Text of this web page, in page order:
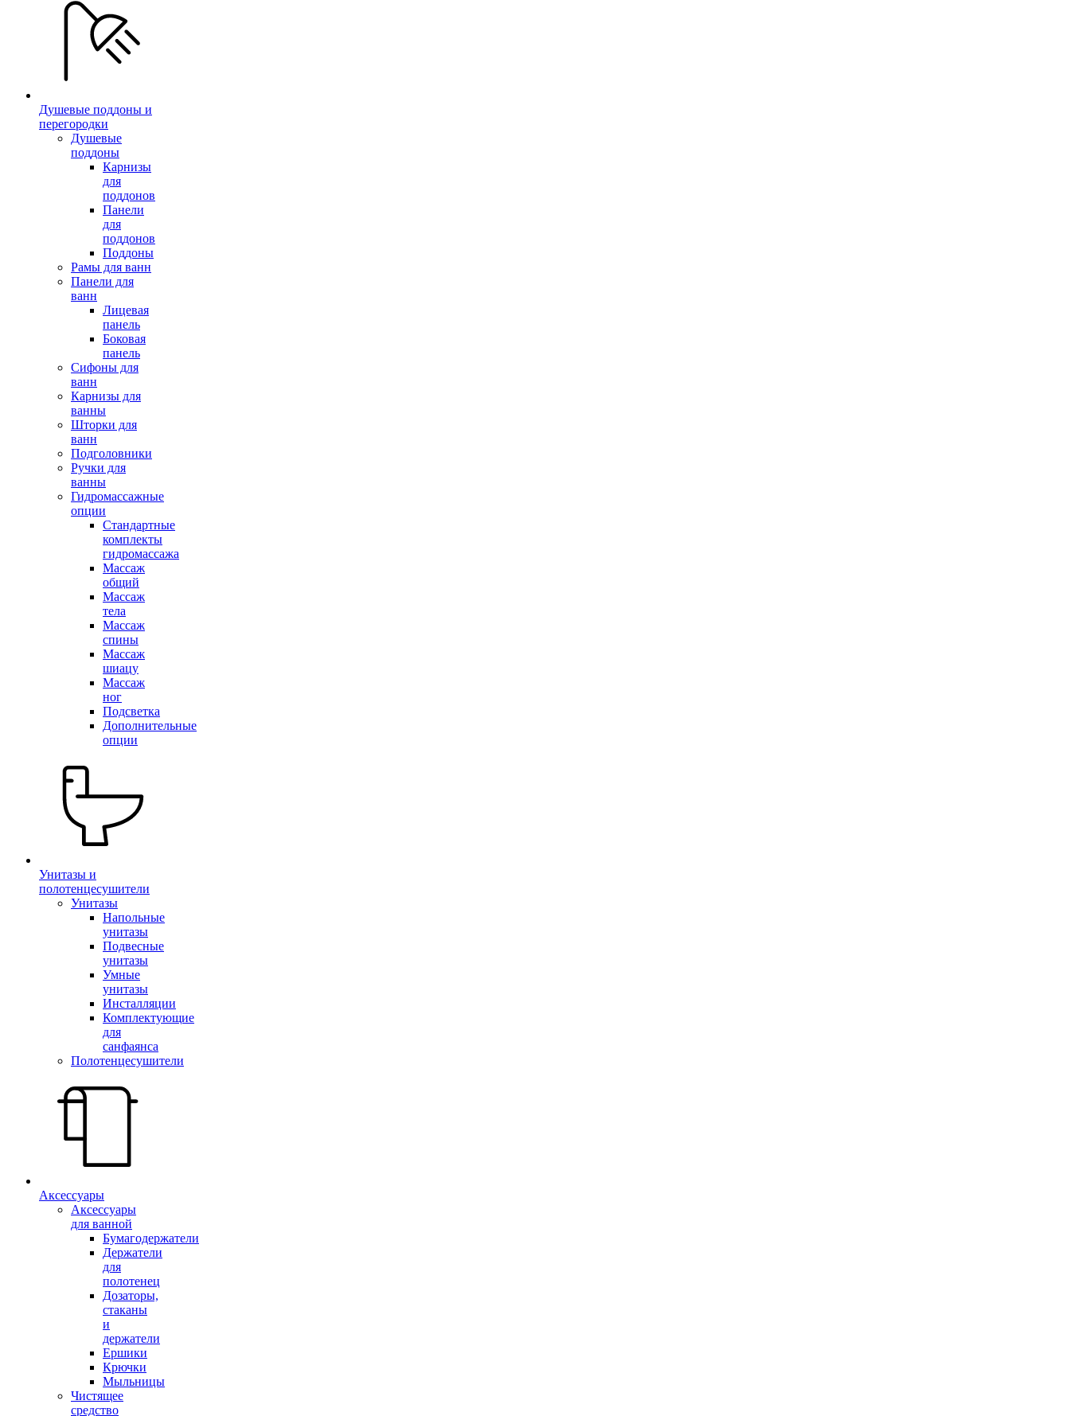
Душевые поддоны и
перегородки
Душевые
поддоны
Карнизы
для
поддонов
Панели
для
поддонов
Поддоны
Рамы для ванн
Панели для
ванн
Лицевая
панель
Боковая
панель
Сифоны для
ванн
Карнизы для
ванны
Шторки для
ванн
Подголовники
Ручки для
ванны
Гидромассажные
опции
Стандартные
комплекты
гидромассажа
Массаж
общий
Массаж
тела
Массаж
спины
Массаж
шиацу
Массаж
ног
Подсветка
Дополнительные
опции
Унитазы и
полотенцесушители
Унитазы
Напольные
унитазы
Подвесные
унитазы
Умные
унитазы
Инсталляции
Комплектующие
для
санфаянса
Полотенцесушители
Аксессуары
Аксессуары
для ванной
Бумагодержатели
Держатели
для
полотенец
Дозаторы,
стаканы
и
держатели
Ершики
Крючки
Мыльницы
Чистящее
средство